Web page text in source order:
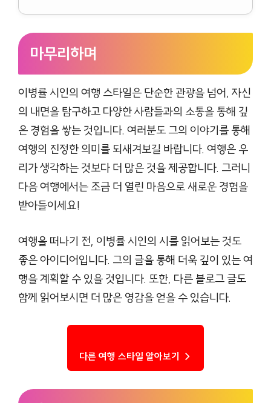
마무리하며
이병률 시인의 여행 스타일은 단순한 관광을 넘어, 자신
의 내면을 탐구하고 다양한 사람들과의 소통을 통해 깊
은 경험을 쌓는 것입니다. 여러분도 그의 이야기를 통해
여행의 진정한 의미를 되새겨보길 바랍니다. 여행은 우
리가 생각하는 것보다 더 많은 것을 제공합니다. 그러니
다음 여행에서는 조금 더 열린 마음으로 새로운 경험을
받아들이세요!
여행을 떠나기 전, 이병률 시인의 시를 읽어보는 것도
좋은 아이디어입니다. 그의 글을 통해 더욱 깊이 있는 여
행을 계획할 수 있을 것입니다. 또한, 다른 블로그 글도
함께 읽어보시면 더 많은 영감을 얻을 수 있습니다.
다른 여행 스타일 알아보기 →